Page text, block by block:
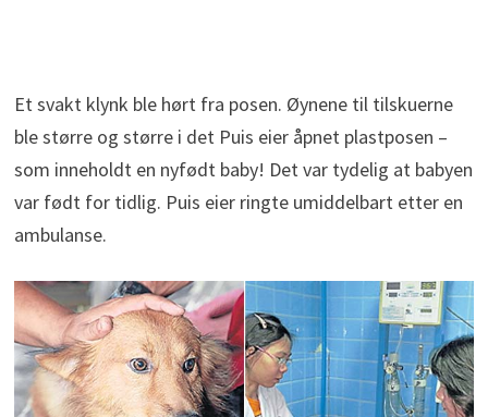
Et svakt klynk ble hørt fra posen. Øynene til tilskuerne
ble større og større i det Puis eier åpnet plastposen –
som inneholdt en nyfødt baby! Det var tydelig at babyen
var født for tidlig. Puis eier ringte umiddelbart etter en
ambulanse.